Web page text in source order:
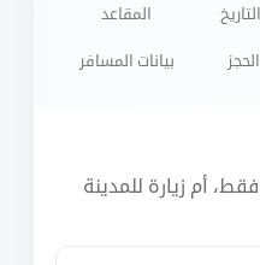
المقاعد
بيانات المسافر
أم زيارة للمدينة